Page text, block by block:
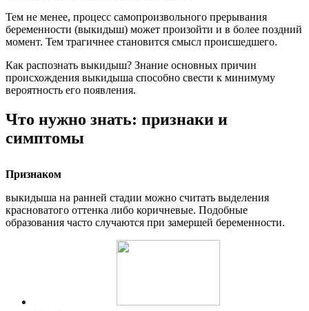
Тем не менее, процесс самопроизвольного прерывания
беременности (выкидыш) может произойти и в более поздний
момент. Тем трагичнее становится смысл происшедшего.
Как распознать выкидыш? Знание основных причин
происхождения выкидыша способно свести к минимуму
вероятность его появления.
Что нужно знать: признаки и
симптомы
Признаком
выкидыша на ранней стадии можно считать выделения
красноватого оттенка либо коричневые. Подобные
образования часто случаются при замершей беременности.